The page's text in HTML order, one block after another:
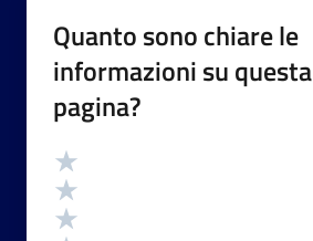
Quanto sono chiare le
informazioni su questa
pagina?
Valutazione